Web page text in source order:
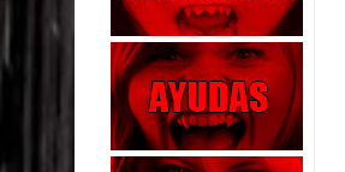
Parte 08: Ultratumba